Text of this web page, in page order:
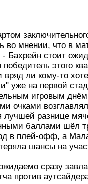
во мнении, что в
- Бахрейн стоит
победитель этого
ли кому-то
уже на первой
игровым
очками
лучшей разнице
баллами шёл
в плей-офф, а
шансы на
сразу
против